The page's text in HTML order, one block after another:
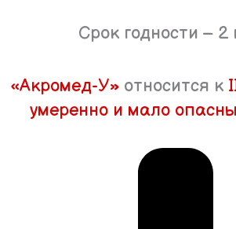
Срок годности – 2
«Акромед-У» относится к
умеренно и мало